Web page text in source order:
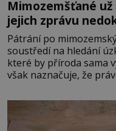
Mimozemšťané už
jejich zprávu
Pátrání po
soustředí na hledání
které by příroda sama
však naznačuje, že